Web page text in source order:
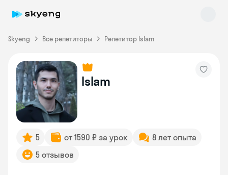
Skyeng Все репетиторы Репетитор Islam
Islam
5 от 1590 ₽ за урок
8 лет опыта
5 отзывов
Skyeng Chat
online